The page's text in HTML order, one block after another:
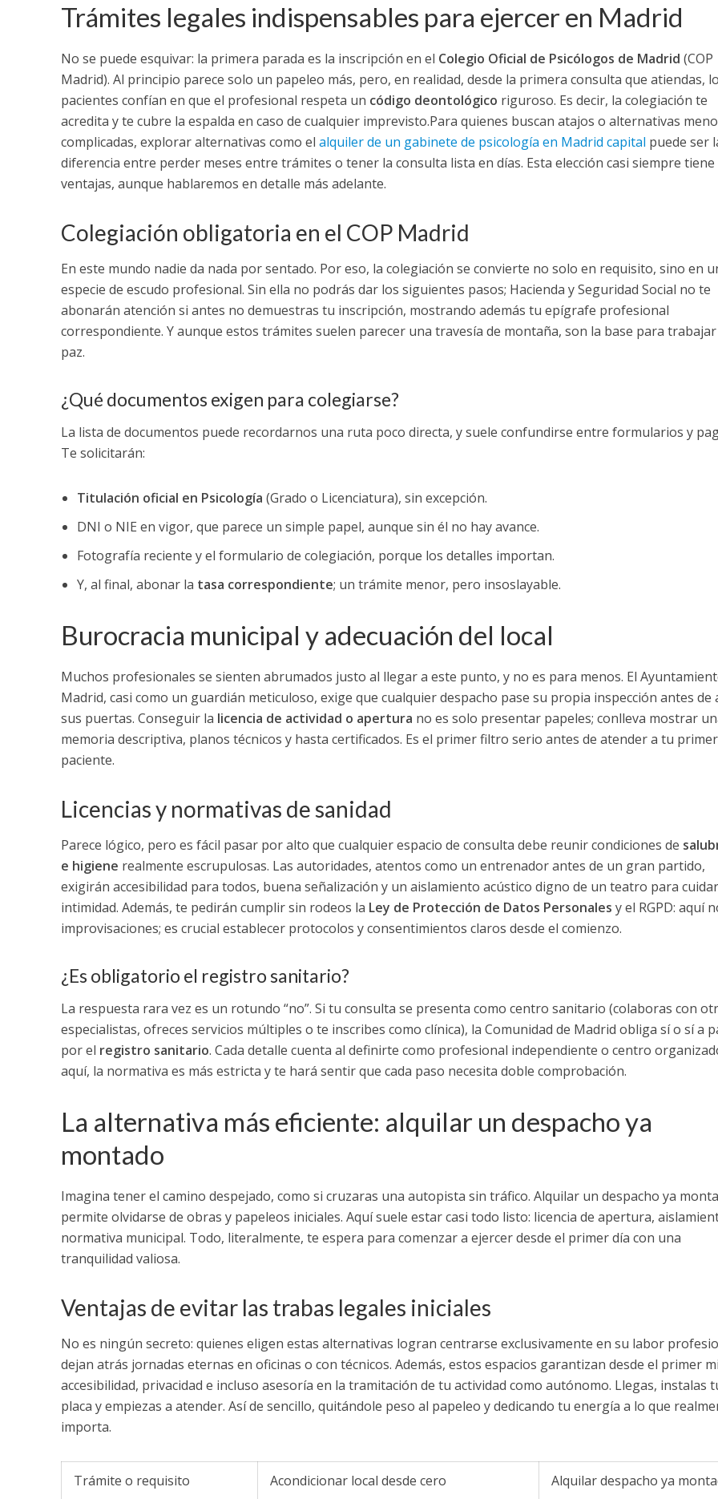
Trámites legales indispensables para ejercer en Madrid
No se puede esquivar: la primera parada es la inscripción en el Colegio Oficial de Psicólogos de Madrid (COP
Madrid). Al principio parece solo un papeleo más, pero, en realidad, desde la primera consulta que atiendas,
pacientes confían en que el profesional respeta un código deontológico riguroso. Es decir, la colegiación te
acredita y te cubre la espalda en caso de cualquier imprevisto.Para quienes buscan atajos o alternativas
complicadas, explorar alternativas como el alquiler de un gabinete de psicología en Madrid capital puede ser
diferencia entre perder meses entre trámites o tener la consulta lista en días. Esta elección casi siempre tiene
ventajas, aunque hablaremos en detalle más adelante.
Colegiación obligatoria en el COP Madrid
En este mundo nadie da nada por sentado. Por eso, la colegiación se convierte no solo en requisito, sino en
especie de escudo profesional. Sin ella no podrás dar los siguientes pasos; Hacienda y Seguridad Social no te
abonarán atención si antes no demuestras tu inscripción, mostrando además tu epígrafe profesional
correspondiente. Y aunque estos trámites suelen parecer una travesía de montaña, son la base para
paz.
¿Qué documentos exigen para colegiarse?
La lista de documentos puede recordarnos una ruta poco directa, y suele confundirse entre formularios y
Te solicitarán:
Titulación oficial en Psicología (Grado o Licenciatura), sin excepción.
DNI o NIE en vigor, que parece un simple papel, aunque sin él no hay avance.
Fotografía reciente y el formulario de colegiación, porque los detalles importan.
Y, al final, abonar la tasa correspondiente; un trámite menor, pero insoslayable.
Burocracia municipal y adecuación del local
Muchos profesionales se sienten abrumados justo al llegar a este punto, y no es para menos. El
Madrid, casi como un guardián meticuloso, exige que cualquier despacho pase su propia inspección antes de
sus puertas. Conseguir la licencia de actividad o apertura no es solo presentar papeles; conlleva mostrar
memoria descriptiva, planos técnicos y hasta certificados. Es el primer filtro serio antes de atender a tu primer
paciente.
Licencias y normativas de sanidad
Parece lógico, pero es fácil pasar por alto que cualquier espacio de consulta debe reunir condiciones de
e higiene realmente escrupulosas. Las autoridades, atentos como un entrenador antes de un gran partido,
exigirán accesibilidad para todos, buena señalización y un aislamiento acústico digno de un teatro para
intimidad. Además, te pedirán cumplir sin rodeos la Ley de Protección de Datos Personales y el RGPD: aquí
improvisaciones; es crucial establecer protocolos y consentimientos claros desde el comienzo.
¿Es obligatorio el registro sanitario?
La respuesta rara vez es un rotundo “no”. Si tu consulta se presenta como centro sanitario (colaboras con
especialistas, ofreces servicios múltiples o te inscribes como clínica), la Comunidad de Madrid obliga sí o sí a
por el registro sanitario. Cada detalle cuenta al definirte como profesional independiente o centro
aquí, la normativa es más estricta y te hará sentir que cada paso necesita doble comprobación.
La alternativa más eficiente: alquilar un despacho ya
montado
Imagina tener el camino despejado, como si cruzaras una autopista sin tráfico. Alquilar un despacho ya
permite olvidarse de obras y papeleos iniciales. Aquí suele estar casi todo listo: licencia de apertura,
normativa municipal. Todo, literalmente, te espera para comenzar a ejercer desde el primer día con una
tranquilidad valiosa.
Ventajas de evitar las trabas legales iniciales
No es ningún secreto: quienes eligen estas alternativas logran centrarse exclusivamente en su labor
dejan atrás jornadas eternas en oficinas o con técnicos. Además, estos espacios garantizan desde el primer
accesibilidad, privacidad e incluso asesoría en la tramitación de tu actividad como autónomo. Llegas, instalas
placa y empiezas a atender. Así de sencillo, quitándole peso al papeleo y dedicando tu energía a lo que
importa.
Trámite o requisito Acondicionar local desde cero Alquilar despacho ya